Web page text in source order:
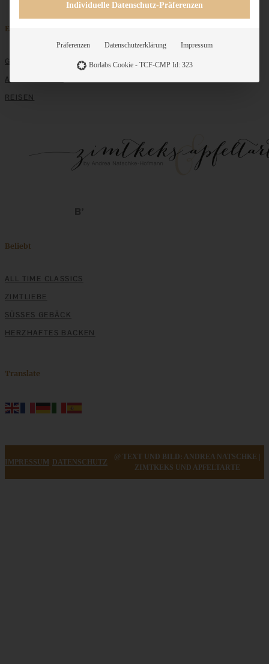
Entdecken
GRUNDLAGEN
ALLE REZEPTE
REISEN
Beliebt
ALL TIME CLASSICS
ZIMTLIEBE
SÜSSES GEBÄCK
HERZHAFTES BACKEN
Translate
IMPRESSUM DATENSCHUTZ
@ TEXT UND BILD: ANDREA NATSCHKE |
ZIMTKEKS UND APFELTARTE
Individuelle Datenschutz-Präferenzen
Präferenzen Datenschutzerklärung Impressum
Borlabs Cookie - TCF-CMP Id: 323